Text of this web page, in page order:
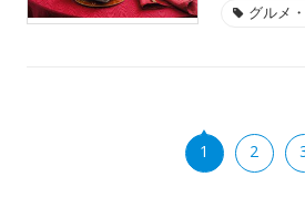
グルメ
1 2